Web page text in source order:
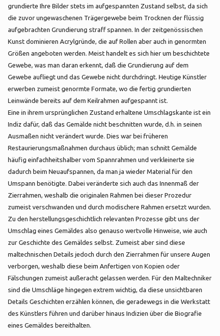
grundierte Ihre Bilder stets im aufgespannten Zustand selbst, da sich
die zuvor ungewaschenen Trägergewebe beim Trocknen der flüssig
aufgebrachten Grundierung straff spannen. In der zeitgenössischen
Kunst dominieren Acrylgründe, die auf Rollen aber auch in genormten
Größen angeboten werden. Meist handelt es sich hier um beschichtete
Gewebe, was man daran erkennt, daß die Grundierung auf dem
Gewebe aufliegt und das Gewebe nicht durchdringt. Heutige Künstler
erwerben zumeist genormte Formate, wo die fertig grundierten
Leinwände bereits auf dem Keilrahmen aufgespannt ist.
Eine in ihrem ursprünglichen Zustand erhaltene Umschlagskante ist ein
Indiz dafür, daß das Gemälde nicht beschnitten wurde, d.h. in seinen
Ausmaßen nicht verändert wurde. Dies war bei früheren
Restaurierungsmaßnahmen durchaus üblich; man schnitt Gemälde
häufig einfachheitshalber vom Spannrahmen und verkleinerte sie
dadurch beim Neuaufspannen, da man ja wieder Material für den
Umspann benötigte. Dabei veränderte sich auch das Innenmaß der
Zierrahmen, weshalb die originalen Rahmen bei dieser Prozedur
zumeist verschwanden und durch modischere Rahmen ersetzt wurden.
Zu den herstellungsgeschichtlich relevanten Prozesse gibt uns der
Umschlag eines Gemäldes also genauso wertvolle Hinweise, wie auch
zur Geschichte des Gemäldes selbst. Zumeist aber sind diese
maltechnischen Details jedoch durch den Zierrahmen für unsere Augen
verborgen, weshalb diese beim Anfertigen von Kopien oder
Fälschungen zumeist außeracht gelassen werden. Für den Maltechniker
sind die Umschläge hingegen extrem wichtig, da diese unsichtbaren
Details Geschichten erzählen können, die geradewegs in die Werkstatt
des Künstlers führen und darüber hinaus Indizien über die Biografie
eines Gemäldes bereithalten.